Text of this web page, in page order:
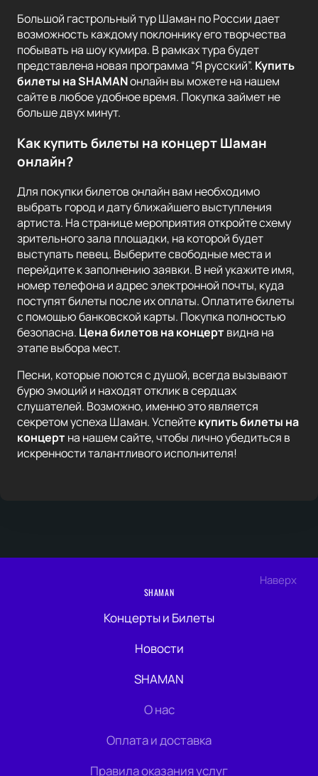
Большой гастрольный тур Шаман по России дает
возможность каждому поклоннику его творчества
побывать на шоу кумира. В рамках тура будет
представлена новая программа “Я русский”. Купить
билеты на SHAMANонлайн вы можете на нашем
сайте в любое удобное время. Покупка займет не
больше двух минут.
Как купить билеты на концерт Шаман
онлайн?
Для покупки билетов онлайн вам необходимо
выбрать город и дату ближайшего выступления
артиста. На странице мероприятия откройте схему
зрительного зала площадки, на которой будет
выступать певец. Выберите свободные места и
перейдите к заполнению заявки. В ней укажите имя,
номер телефона и адрес электронной почты, куда
поступят билеты после их оплаты. Оплатите билеты
с помощью банковской карты. Покупка полностью
безопасна. Цена билетов на концерт видна на
этапе выбора мест.
Песни, которые поются с душой, всегда вызывают
бурю эмоций и находят отклик в сердцах
слушателей. Возможно, именно это является
секретом успеха Шаман. Успейтекупить билеты на
концерт на нашем сайте, чтобы лично убедиться в
искренности талантливого исполнителя!
Наверх
SHAMAN
Концерты и Билеты
Новости
SHAMAN
О нас
Оплата и доставка
Правила оказания услуг